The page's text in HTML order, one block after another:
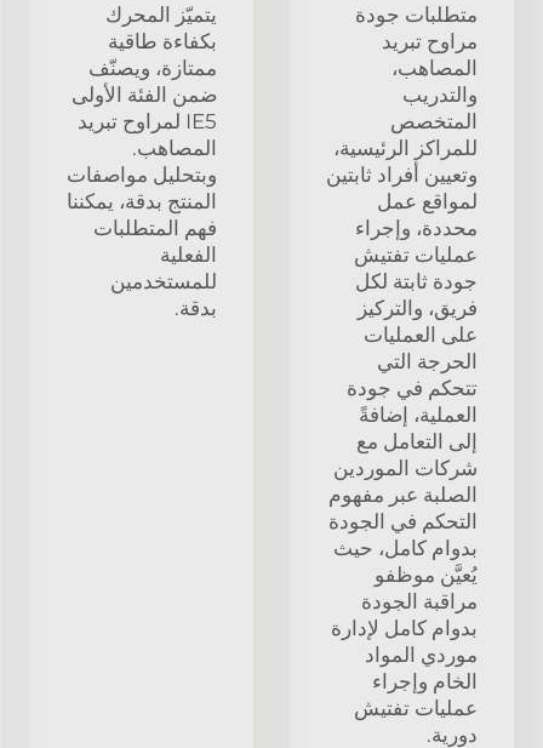
متطلبات جودة
مراوح تبريد
المصاهب،
والتدريب
المتخصص
للمراكز الرئيسية،
وتعيين أفراد ثابتين
لمواقع عمل
محددة، وإجراء
عمليات تفتيش
جودة ثابتة لكل
فريق، والتركيز
على العمليات
الحرجة التي
تتحكم في جودة
العملية، إضافةً
إلى التعامل مع
شركات الموردين
الصلبة عبر مفهوم
التحكم في الجودة
بدوام كامل، حيث
يُعيَّن موظفو
مراقبة الجودة
بدوام كامل لإدارة
موردي المواد
الخام وإجراء
عمليات تفتيش
دورية.
يتميّز المحرك
بكفاءة طاقية
ممتازة، ويصنّف
ضمن الفئة الأولى
IE5 لمراوح تبريد
المصاهب.
وبتحليل مواصفات
المنتج بدقة، يمكننا
فهم المتطلبات
الفعلية
للمستخدمين
بدقة.